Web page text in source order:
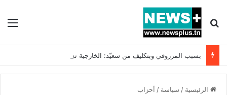
بحث عن
الرئيسية / سياسة / أحزاب